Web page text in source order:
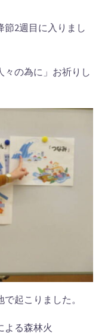
2週目に入りまし
々の為に」お祈りし
起こりました。
よる森林火